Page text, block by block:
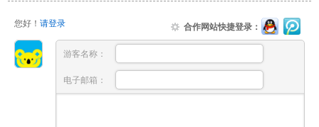
您好！ 请登录 合作网站快捷登录：
游客名称：
电子邮箱：